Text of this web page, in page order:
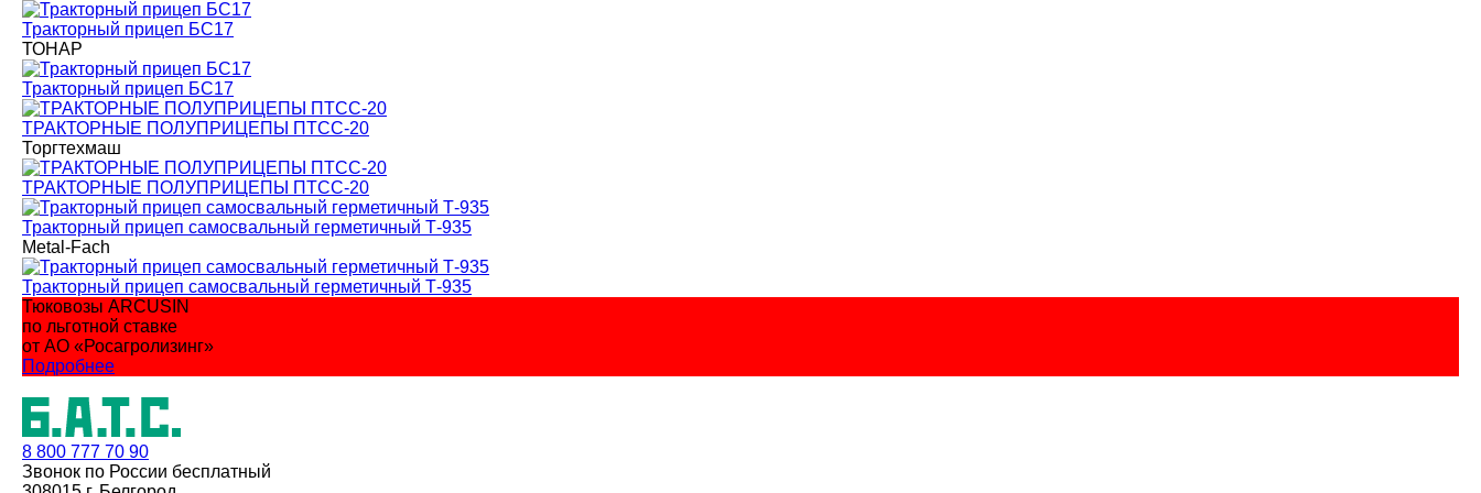
Тракторный прицеп БС17
ТОНАР
Тракторный прицеп БС17
ТРАКТОРНЫЕ ПОЛУПРИЦЕПЫ ПТСС-20
Торгтехмаш
ТРАКТОРНЫЕ ПОЛУПРИЦЕПЫ ПТСС-20
Тракторный прицеп самосвальный герметичный Т-935
Metal-Fach
Тракторный прицеп самосвальный герметичный Т-935
Тюковозы ARCUSIN
по льготной ставке
от АО «Росагролизинг»
Подробнее
8 800 777 70 90
Звонок по России бесплатный